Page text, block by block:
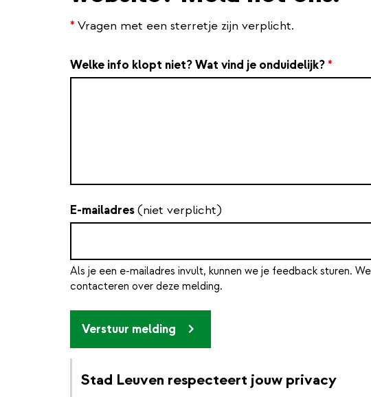
* Vragen met een sterretje zijn verplicht.
Welke info klopt niet? Wat vind je onduidelijk? *
E-mailadres(niet verplicht)
Als je een e-mailadres invult, kunnen we je feedback sturen.
contacteren over deze melding.
Verstuur melding
Stad Leuven respecteert jouw privacy